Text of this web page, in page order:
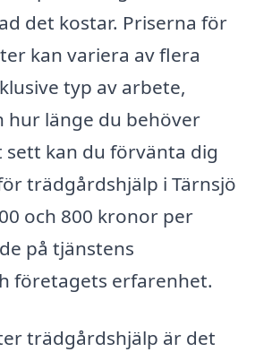
det kostar. Priserna för
kan variera av flera
typ av arbete,
hur länge du behöver
sett kan du förvänta dig
trädgårdshjälp i Tärnsjö
och 800 kronor per
på tjänstens
företagets erfarenhet.
trädgårdshjälp är det